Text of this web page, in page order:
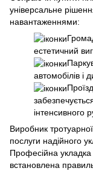
універсальне
навантаженнями:
естетичний
автомобілів
інтенсивного
Виробник
послуги надійного
Професійна
встановлена